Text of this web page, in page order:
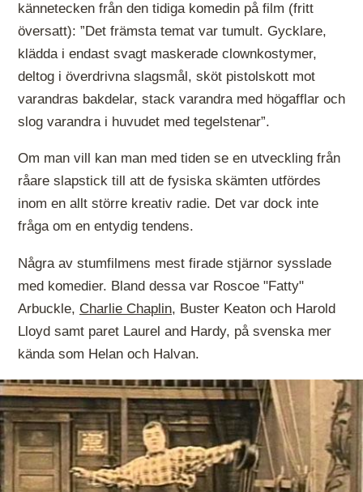
kännetecken från den tidiga komedin på film (fritt
översatt): ”Det främsta temat var tumult. Gycklare,
klädda i endast svagt maskerade clownkostymer,
deltog i överdrivna slagsmål, sköt pistolskott mot
varandras bakdelar, stack varandra med högafflar och
slog varandra i huvudet med tegelstenar”.
Om man vill kan man med tiden se en utveckling från
råare slapstick till att de fysiska skämten utfördes
inom en allt större kreativ radie. Det var dock inte
fråga om en entydig tendens.
Några av stumfilmens mest firade stjärnor sysslade
med komedier. Bland dessa var Roscoe "Fatty"
Arbuckle, Charlie Chaplin, Buster Keaton och Harold
Lloyd samt paret Laurel and Hardy, på svenska mer
kända som Helan och Halvan.